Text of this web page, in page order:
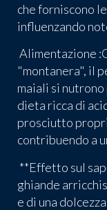
che forniscono
influenzando
Alimentazione
"montanera", il
maiali si
dieta ricca di
prosciutto
contribuendo a
**Effetto sul
ghiande
e di una